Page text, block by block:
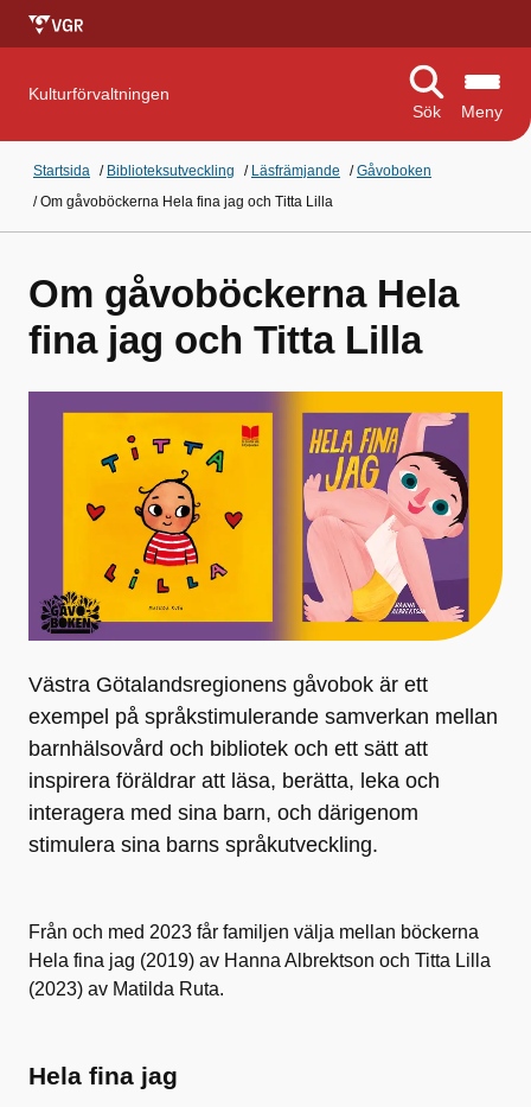
Kulturförvaltningen
Sök
Meny
Startsida / Biblioteksutveckling / Läsfrämjande /Gåvoboken
/Om gåvoböckerna Hela fina jag och Titta Lilla
Om gåvoböckerna Hela
fina jag och Titta Lilla
Västra Götalandsregionens gåvobok är ett
exempel på språkstimulerande samverkan mellan
barnhälsovård och bibliotek och ett sätt att
inspirera föräldrar att läsa, berätta, leka och
interagera med sina barn, och därigenom
stimulera sina barns språkutveckling.
Från och med 2023 får familjen välja mellan böckerna
Hela fina jag (2019) av Hanna Albrektson och Titta Lilla
(2023) av Matilda Ruta.
Hela fina jag